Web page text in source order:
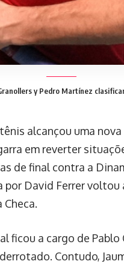
y Pedro Martínez
alcançou uma
em reverter
de final contra a
por David Ferrer voltou
ficou a cargo de Pablo
Contudo,